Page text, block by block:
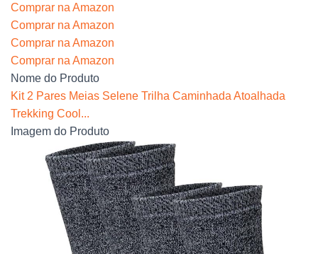
Comprar na Amazon
Comprar na Amazon
Comprar na Amazon
Comprar na Amazon
Nome do Produto
Kit 2 Pares Meias Selene Trilha Caminhada Atoalhada
Trekking Cool...
Imagem do Produto